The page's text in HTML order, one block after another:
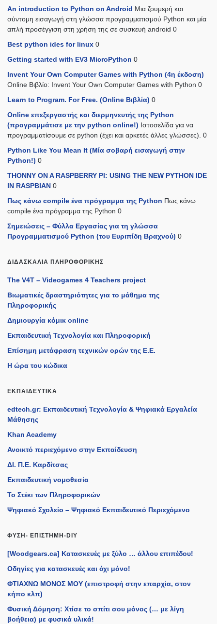
An introduction to Python on Android Μια ζουμερή και
σύντομη εισαγωγή στη γλώσσα προγραμματισμού Python και μία
απλή προσέγγιση στη χρήση της σε συσκευή android 0
Best python ides for linux 0
Getting started with EV3 MicroPython 0
Invent Your Own Computer Games with Python (4η έκδοση)
Online Βιβλίο: Invent Your Own Computer Games with Python 0
Learn to Program. For Free. (Online Βιβλία) 0
Online επεξεργαστής και διερμηνευτής της Python
(προγραμμάτισε με την python online!) Ιστοσελίδα για να
προγραμματίσουμε σε python (έχει και αρκετές άλλες γλώσσες). 0
Python Like You Mean It (Mία σοβαρή εισαγωγή στην
Python!) 0
THONNY ON A RASPBERRY PI: USING THE NEW PYTHON IDE
IN RASPBIAN 0
Πως κάνω compile ένα πρόγραμμα της Python Πως κάνω
compile ένα πρόγραμμα της Python 0
Σημειώσεις – Φύλλα Εργασίας για τη γλώσσα
Προγραμματισμού Python (του Ευριπίδη Βραχνού) 0
ΔΙΔΑΣΚΑΛΊΑ ΠΛΗΡΟΦΟΡΙΚΉΣ
The V4T – Videogames 4 Teachers project
Βιωματικές δραστηριότητες για το μάθημα της
Πληροφορικής
Δημιουργία κόμικ online
Εκπαιδευτική Τεχνολογία και Πληροφορική
Επίσημη μετάφραση τεχνικών ορών της Ε.Ε.
Η ώρα του κώδικα
ΕΚΠΑΙΔΕΥΤΙΚΆ
edtech.gr: Εκπαιδευτική Τεχνολογία & Ψηφιακά Εργαλεία
Μάθησης
Khan Academy
Ανοικτό περιεχόμενο στην Εκπαίδευση
ΔΙ. Π.Ε. Καρδίτσας
Εκπαιδευτική νομοθεσία
Το Στέκι των Πληροφορικών
Ψηφιακό Σχολείο – Ψηφιακό Εκπαιδευτικό Περιεχόμενο
ΦΎΣΗ- ΕΠΙΣΤΉΜΗ-DIY
[Woodgears.ca] Κατασκευές με ξύλο … άλλου επιπέδου!
Οδηγίες για κατασκευές και όχι μόνο!
ΦΤΙΑΧΝΩ ΜΟΝΟΣ ΜΟΥ (επιστροφή στην επαρχία, στον
κήπο κλπ)
Φυσική Δόμηση: Χτίσε το σπίτι σου μόνος (… με λίγη
βοήθεια) με φυσικά υλικά!